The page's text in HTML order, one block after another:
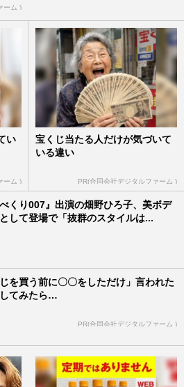
ーム )
い
ーム )
宝くじ当たる人だけが気づいて
いる違い
PR(合同会社デジタルファーム )
べくり007』出演の畑野ひろ子、美ボデ
して登場で「抜群のスタイルは...
じを買う前に〇〇をしただけ」言われた
てみたら…
PR(合同会社デジタルファーム )